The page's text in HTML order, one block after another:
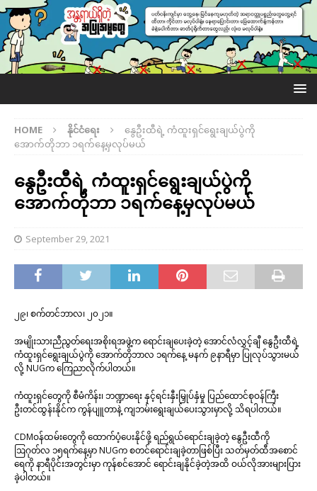
HOME နိုင်ငံရေး
နွေဦးထီရဲ့ ကံထူးရှင်ရွေးချယ်ပွဲကို
အောက်တိုဘာ ၁ရက်နေ့မှလုပ်မယ်
နွေဦးထီရဲ့ ကံထူးရှင်ရွေးချယ်ပွဲကို
အောက်တိုဘာ ၁ရက်နေ့မှလုပ်မယ်
September 29, 2021
၂၉၊ စက်တင်ဘာလ၊ ၂၀၂၁။
အမျိုးသားညီညွတ်ရေးအစိုးရအဖွဲ့က ရောင်းချပေးခဲ့တဲ့ အောင်လံလွှင့်ချီ နွေဦးထီရဲ့
ကံထူးရှင်ရွေးချယ်ပွဲကို အောက်တိုဘာလ ၁ရက်နေ့ မနက် ၉နာရီမှာ ပြုလုပ်သွားမယ်
လို့ NUGက ကြေညာလိုက်ပါတယ်။
ကံထူးရှင်တွေကို စီမံကိန်း၊ ဘဏ္ဍာရေး နှင့်ရင်းနှီးမြှုပ်နှံမှု ပြည်ထောင်စုဝန်ကြီး
ဦးတင်ထွန်းနိုင်က ကွန်ပျူတာနဲ့ ကျဘမ်းရွေးချယ်ပေးသွားမှာလို့ သိရပါတယ်။
CDMဝန်ထမ်းတွေကို ထောက်ပံ့ပေးနိုင်ဖို့ ရည်ရွယ်ရောင်းချခဲ့တဲ့ နွေဦးထီကို
ဩဂုတ်လ ၁၅ရက်နေ့မှာ NUGက စတင်ရောင်းချခဲ့တာဖြစ်ပြီး သတ်မှတ်ထီအစောင်
ရေကို နာရီပိုင်းအတွင်းမှာ ကုန်စင်အောင် ရောင်းချနိုင်ခဲ့တဲ့အထိ ဝယ်လိုအားများပြား
ခဲ့ပါတယ်။